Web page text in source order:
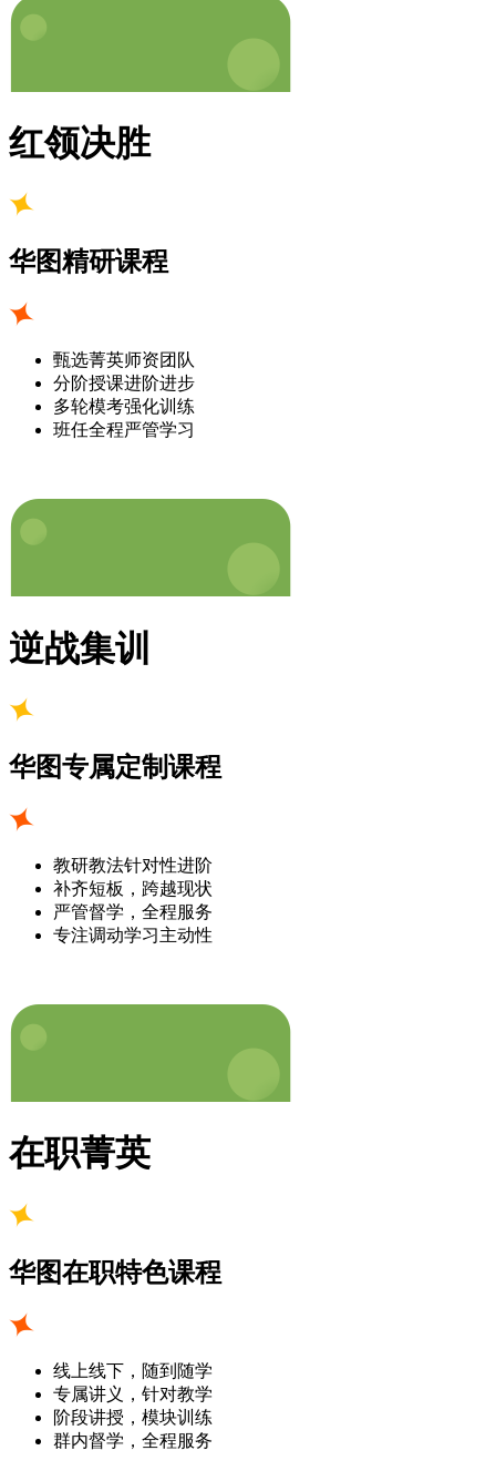
红领决胜
华图精研课程
甄选菁英师资团队
分阶授课进阶进步
多轮模考强化训练
班任全程严管学习
逆战集训
华图专属定制课程
教研教法针对性进阶
补齐短板，跨越现状
严管督学，全程服务
专注调动学习主动性
在职菁英
华图在职特色课程
线上线下，随到随学
专属讲义，针对教学
阶段讲授，模块训练
群内督学，全程服务